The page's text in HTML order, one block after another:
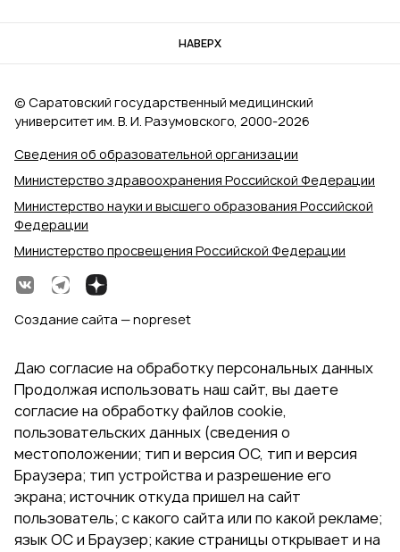
НАВЕРХ
Сведения об образовательной организации
Министерство здравоохранения Российской Федерации
Министерство науки и высшего образования Российской
Федерации
Министерство просвещения Российской Федерации
© Саратовский государственный медицинский
университет им. В. И. Разумовского, 2000‑2026
Создание сайта — nopreset
Даю согласие на обработку персональных данных
Продолжая использовать наш сайт, вы даете
согласие на обработку файлов cookie,
пользовательских данных (сведения о
местоположении; тип и версия ОС, тип и версия
Браузера; тип устройства и разрешение его
экрана; источник откуда пришел на сайт
пользователь; с какого сайта или по какой рекламе;
язык ОС и Браузер; какие страницы открывает и на